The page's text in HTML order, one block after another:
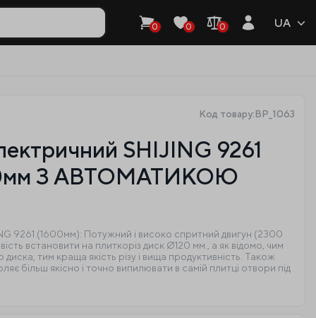
0 0 0 UA
Код товару:BP_1063
SHIJING 9261
З АВТОМАТИКОЮ
9261 (1600мм): Потужний і високо спритний двигун (2300
встановити на плиткоріз диск Ø120 мм., а як відомо, чим
тим краща якість різу і вища продуктивність. Також
більш якісно і точно випилювати в самій плитці отвори під